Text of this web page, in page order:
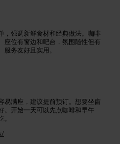
，强调新鲜食材和经典做法。咖啡
座位有窗边和吧台，氛围随性但有
务友好且实用。
易满座，建议提前预订。想要坐窗
。开始一天可以先点咖啡和早午